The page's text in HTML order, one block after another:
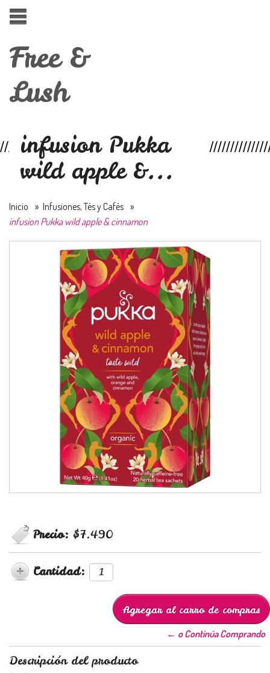
Free &
Lush
infusion Pukka
wild apple &...
Inicio » Infusiones, Tés y Cafés »
infusion Pukka wild apple & cinnamon
Precio: $7.490
Cantidad:
← o Continúa Comprando
Descripción del producto